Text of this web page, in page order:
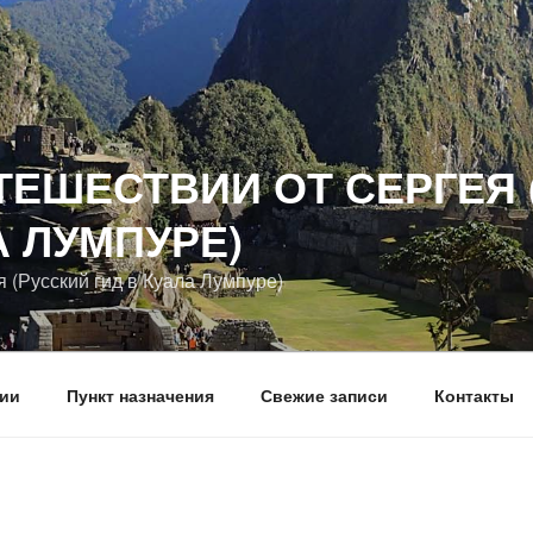
ОТ СЕРГЕЯ
ЛУМПУРЕ)
(Русский гид в Куала Лумпуре)
Пункт назначения Свежие записи Контакты